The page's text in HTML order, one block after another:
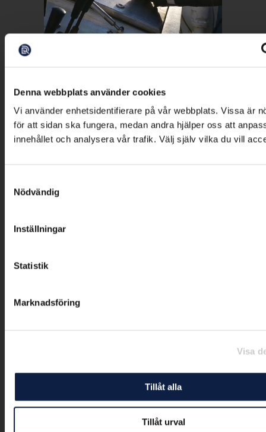
Denna webbplats använder cookies
Vi använder enhetsidentifierare på vår webbplats. Vissa är
för att sidan ska fungera, medan andra hjälper oss att
innehållet och analysera vår trafik. Välj själv vilka du vill
Nödvändig
Inställningar
Statistik
Marknadsföring
Visa
Tillåt alla
Tillåt urval